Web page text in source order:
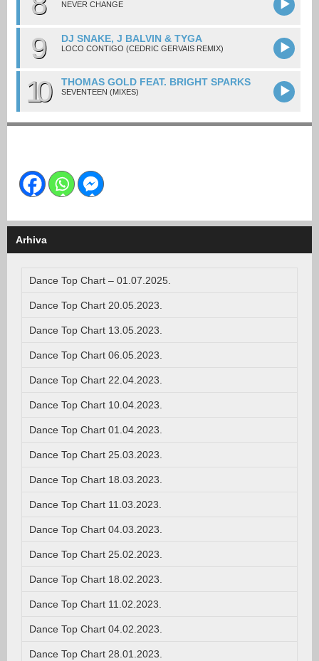
NEVER CHANGE
9 DJ SNAKE, J BALVIN & TYGA
LOCO CONTIGO (CEDRIC GERVAIS REMIX)
10 THOMAS GOLD FEAT. BRIGHT SPARKS
SEVENTEEN (MIXES)
Arhiva
Dance Top Chart – 01.07.2025.
Dance Top Chart 20.05.2023.
Dance Top Chart 13.05.2023.
Dance Top Chart 06.05.2023.
Dance Top Chart 22.04.2023.
Dance Top Chart 10.04.2023.
Dance Top Chart 01.04.2023.
Dance Top Chart 25.03.2023.
Dance Top Chart 18.03.2023.
Dance Top Chart 11.03.2023.
Dance Top Chart 04.03.2023.
Dance Top Chart 25.02.2023.
Dance Top Chart 18.02.2023.
Dance Top Chart 11.02.2023.
Dance Top Chart 04.02.2023.
Dance Top Chart 28.01.2023.